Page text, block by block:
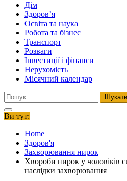
Дім
Здоров’я
Освіта та наука
Робота та бізнес
Транспорт
Розваги
Інвестиції і фінанси
Нерухомість
Місячний календар
Пошук:
Ви тут:
Home
Здоров'я
Захворювання нирок
Хвороби нирок у чоловіків
наслідки захворювання